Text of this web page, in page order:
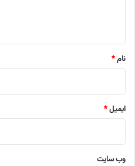
نام*
ایمیل*
وب‌ سایت